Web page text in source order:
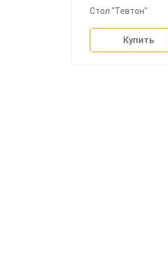
Стол "Тевтон"
Купить